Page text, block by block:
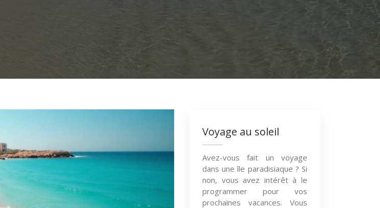
Voyage au soleil
Avez-vous fait un voyage
dans une île paradisiaque ? Si
non, vous avez intérêt à le
programmer pour vos
prochaines vacances. Vous